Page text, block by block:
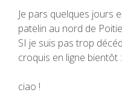
Je pars quelques jours
patelin au nord de
SI je suis pas trop
croquis en ligne bientôt
ciao !